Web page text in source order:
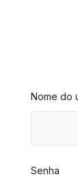
Nome do
Senha